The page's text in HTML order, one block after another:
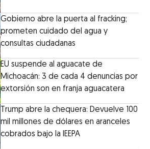
Gobierno abre la puerta al fracking;
prometen cuidado del agua y
consultas ciudadanas
EU suspende al aguacate de
Michoacán: 3 de cada 4 denuncias por
extorsión son en franja aguacatera
Trump abre la chequera: Devuelve 100
mil millones de dólares en aranceles
cobrados bajo la IEEPA